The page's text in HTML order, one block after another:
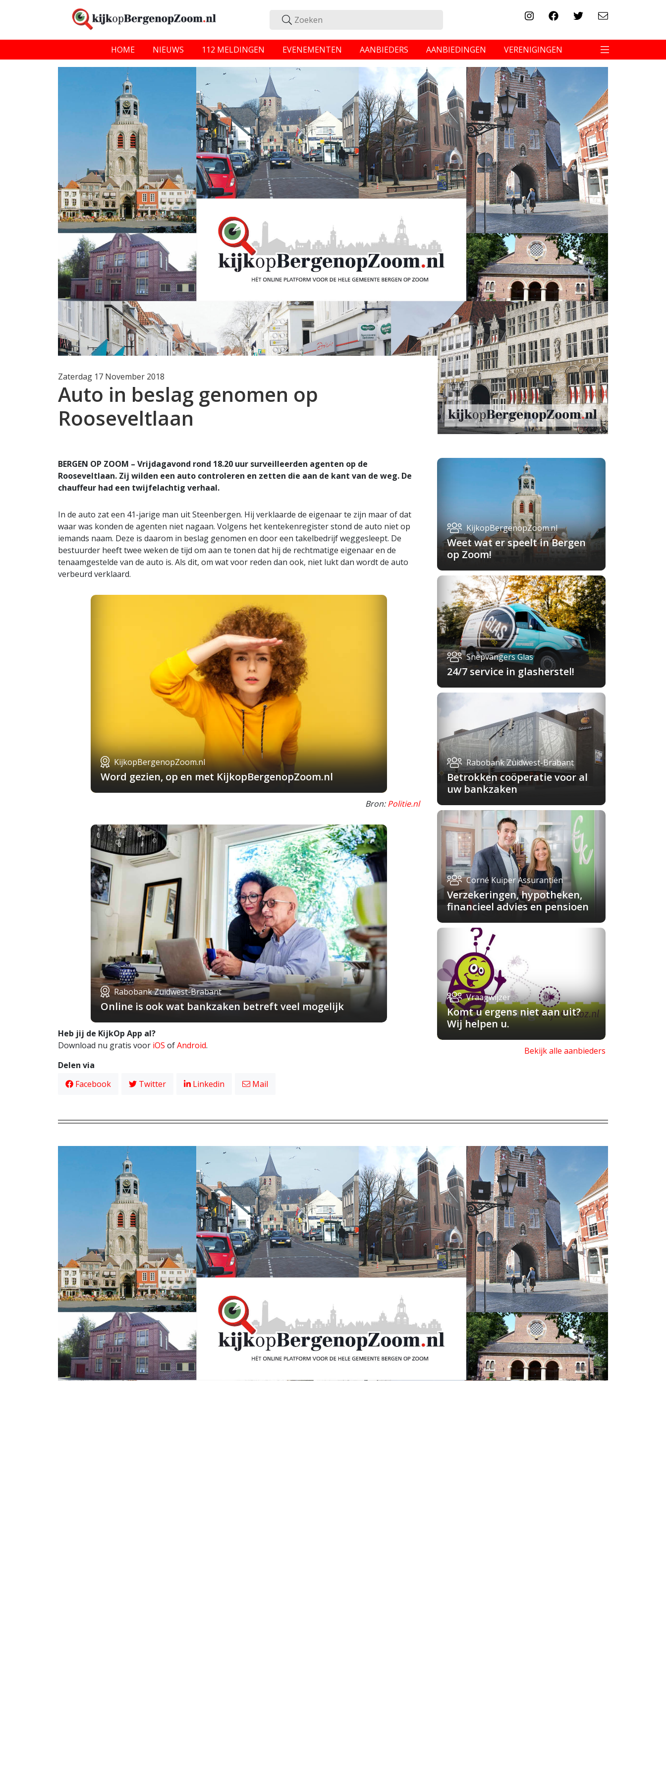
HOME NIEUWS 112 MELDINGEN EVENEMENTEN AANBIEDERS AANBIEDINGEN VERENIGINGEN
Zaterdag 17 November 2018
Auto in beslag genomen op
Rooseveltlaan
BERGEN OP ZOOM – Vrijdagavond rond 18.20 uur surveilleerden agenten op de
Rooseveltlaan. Zij wilden een auto controleren en zetten die aan de kant van de weg. De
chauffeur had een twijfelachtig verhaal.
In de auto zat een 41-jarige man uit Steenbergen. Hij verklaarde de eigenaar te zijn maar of dat
waar was konden de agenten niet nagaan. Volgens het kentekenregister stond de auto niet op
iemands naam. Deze is daarom in beslag genomen en door een takelbedrijf weggesleept. De
bestuurder heeft twee weken de tijd om aan te tonen dat hij de rechtmatige eigenaar en de
tenaamgestelde van de auto is. Als dit, om wat voor reden dan ook, niet lukt dan wordt de auto
verbeurd verklaard.
KijkopBergenopZoom.nl
Word gezien, op en met KijkopBergenopZoom.nl
Bron:Politie.nl
Rabobank Zuidwest-Brabant
Online is ook wat bankzaken betreft veel mogelijk
Heb jij de KijkOp App al?
Download nu gratis voor iOS ofAndroid.
Delen via
Facebook
Twitter Linkedin Mail
KijkopBergenopZoom.nl
Weet wat er speelt in Bergen
op Zoom!
Snepvangers Glas
24/7 service in glasherstel!
Rabobank Zuidwest-Brabant
Betrokken coöperatie voor al
uw bankzaken
Corné Kuiper Assurantiën
Verzekeringen, hypotheken,
financieel advies en pensioen
Vraagwijzer
Komt u ergens niet aan uit?
Wij helpen u.
Bekijk alle aanbieders